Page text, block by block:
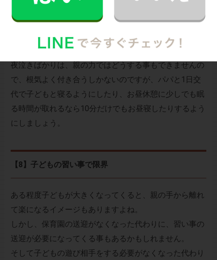
中には「1時間以上反り返って泣いている」という子や
泣き止まない」というような子もいるようです。
夜泣きばかりは、親の力ではどうする事もできませんの
で、根気よく付き合うしかないのですが、パパと1日交
代で子どもと寝るようにしたり、お昼休憩に少しでも眠
る時間が取れるなら10分だけでもお昼寝したりするよう
にしましょう。
【8】子どもの習い事で限界
ある程度子どもが大きくなってくると、親の手から離れ
て楽になるイメージもありますよね。
しかし、保育園の送迎がなくなった代わりに、習い事の
送迎が必要になってくる事もあるかもしれません。
そして子どもの遊び相手をする必要がなくなった代わり